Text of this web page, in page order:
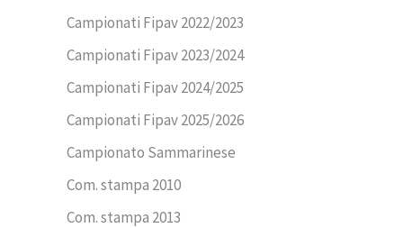
Campionati Fipav 2022/2023
Campionati Fipav 2023/2024
Campionati Fipav 2024/2025
Campionati Fipav 2025/2026
Campionato Sammarinese
Com. stampa 2010
Com. stampa 2013